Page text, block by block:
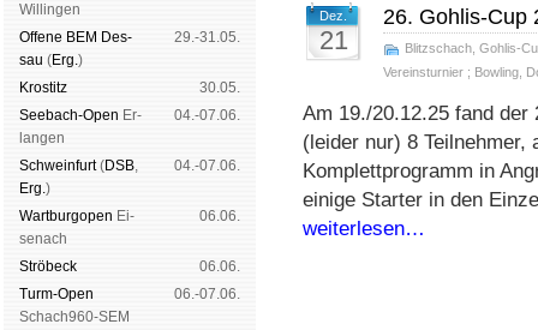
Wil­lin­gen
Offene BEM Des­
sau (Erg.)
29.-31.05.
Kros­titz
30.05.
See­bach-Open Er­
lan­gen
04.-07.06.
Schwein­furt(DSB,
Erg.)
04.-07.06.
Wart­burg­open Ei­
se­nach
06.06.
Strö­beck
06.06.
Turm-Open
Schach960-SEM
06.-07.06.
Dez.
21
26. Gohlis-Cup
Blitzschach Gohlis-
Vereinsturnier ; Bowling
Am 19./20.12.25 fand
(leider nur) 8 Teilnehmer,
Komplettprogramm in
einige Starter in den
weiterlesen…